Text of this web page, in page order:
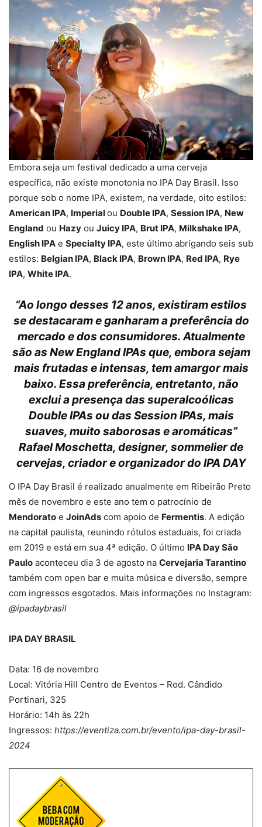
Embora seja um festival dedicado a uma cerveja
específica, não existe monotonia no IPA Day Brasil. Isso
porque sob o nome IPA, existem, na verdade, oito estilos:
American IPA, Imperialou Double IPA, Session IPA, New
England ou Hazy ou Juicy IPA, Brut IPA, Milkshake IPA,
English IPA e Specialty IPA, este último abrigando seis sub
estilos: Belgian IPA, Black IPA, Brown IPA, Red IPA, Rye
IPA, White IPA.
“Ao longo desses 12 anos, existiram estilos
se destacaram e ganharam a preferência do
mercado e dos consumidores. Atualmente
são as New England IPAs que, embora sejam
mais frutadas e intensas, tem amargor mais
baixo. Essa preferência, entretanto, não
exclui a presença das superalcoólicas
Double IPAs ou das Session IPAs, mais
suaves, muito saborosas e aromáticas”
Rafael Moschetta, designer, sommelier de
cervejas, criador e organizador do IPA DAY
O IPA Day Brasil é realizado anualmente em Ribeirão Preto
mês de novembro e este ano tem o patrocínio de
Mendorato e JoinAds com apoio de Fermentis. A edição
na capital paulista, reunindo rótulos estaduais, foi criada
em 2019 e está em sua 4ª edição. O último IPA Day São
Paulo aconteceu dia 3 de agosto na Cervejaria Tarantino
também com open bar e muita música e diversão, sempre
com ingressos esgotados. Mais informações no Instagram:
@ipadaybrasil
IPA DAY BRASIL
Data: 16 de novembro
Local: Vitória Hill Centro de Eventos – Rod. Cândido
Portinari, 325
Horário: 14h às 22h
Ingressos: https://eventiza.com.br/evento/ipa-day-brasil-
2024